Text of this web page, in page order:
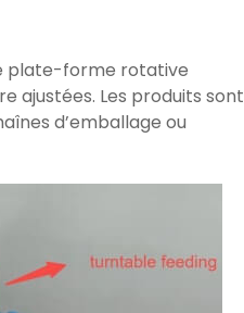
plate-forme rotative
ajustées. Les produits sont
d’emballage ou